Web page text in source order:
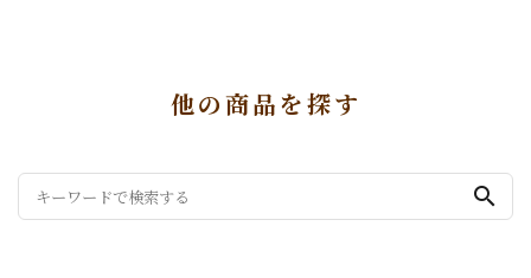
他の商品を探す
search